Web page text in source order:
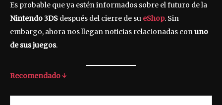
Es probable que ya estén informados sobre el futuro de la
Nintendo 3DS después del cierre de su eShop. Sin
embargo, ahora nos llegan noticias relacionadas conuno
de sus juegos.
Recomendado ↓